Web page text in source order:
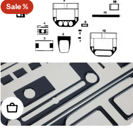
Sale %
In den Warenkorb legen